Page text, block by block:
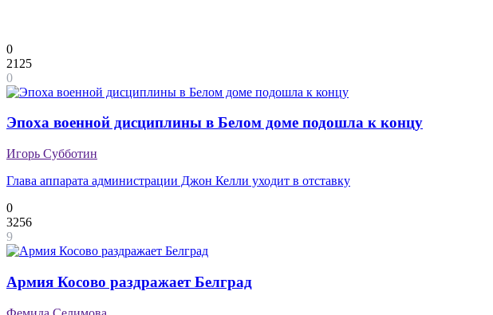
0
2125
0
Эпоха военной дисциплины в Белом доме подошла к концу
Игорь Субботин
Глава аппарата администрации Джон Келли уходит в отставку
0
3256
9
Армия Косово раздражает Белград